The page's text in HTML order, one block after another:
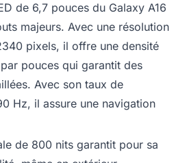
de 6,7 pouces du Galaxy A16
majeurs. Avec une résolution
pixels, il offre une densité
pouces qui garantit des
Avec son taux de
Hz, il assure une navigation
de 800 nits garantit pour sa